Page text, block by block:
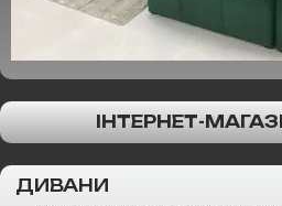
ІНТЕРНЕТ-
ДИВАНИ